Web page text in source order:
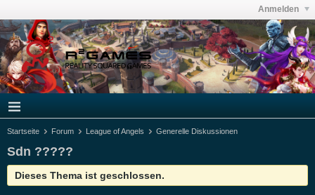
Anmelden
Startseite Forum League of Angels Generelle Diskussionen
Sdn ?????
Dieses Thema ist geschlossen.